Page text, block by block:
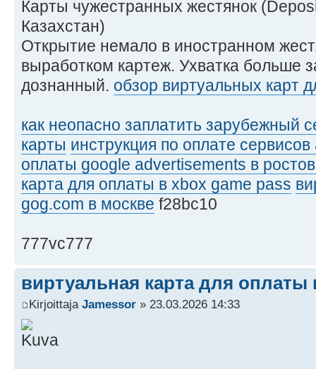
Карты чужестранных жестянок
Казахстан)
Открытие немало в иностранном
выработком картеж. Ухватка больше
дознанный. обзор виртуальных карт
как неопасно заплатить зарубежный
карты инструкция по оплате
оплаты google advertisements в
карта для оплаты в xbox game pass
gog.com в москве f28bc10
777vc777
виртуальная карта для
Kirjoittaja Jamessor » 23.03.2026 14:33